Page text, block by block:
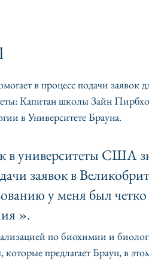
в процесс подачи заявок
Капитан школы Зайн
в Университете Брауна.
в университеты США
заявок в
у меня был
».
по биохимии и
которые предлагает Браун, в